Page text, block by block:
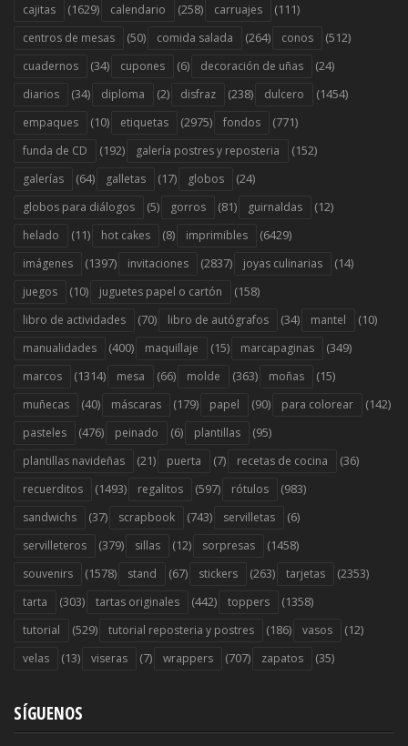
cajitas (1629) calendario (258) carruajes (111)
centros de mesas (50) comida salada (264) conos (512)
cuadernos (34) cupones (6) decoración de uñas (24)
diarios (34) diploma (2) disfraz (238) dulcero (1454)
empaques (10) etiquetas (2975) fondos (771)
funda de CD (192) galería postres y reposteria (152)
galerías (64) galletas (17) globos (24)
globos para diálogos (5) gorros (81) guirnaldas (12)
helado (11) hot cakes (8) imprimibles (6429)
imágenes (1397) invitaciones (2837) joyas culinarias (14)
juegos (10) juguetes papel o cartón (158)
libro de actividades (70) libro de autógrafos (34) mantel (10)
manualidades (400) maquillaje (15) marcapaginas (349)
marcos (1314) mesa (66) molde (363) moñas (15)
muñecas (40) máscaras (179) papel (90) para colorear (142)
pasteles (476) peinado (6) plantillas (95)
plantillas navideñas (21) puerta (7) recetas de cocina (36)
recuerditos (1493) regalitos (597) rótulos (983)
sandwichs (37) scrapbook (743) servilletas (6)
servilleteros (379) sillas (12) sorpresas (1458)
souvenirs (1578) stand (67) stickers (263) tarjetas (2353)
tarta (303) tartas originales (442) toppers (1358)
tutorial (529) tutorial reposteria y postres (186) vasos (12)
velas (13) viseras (7) wrappers (707) zapatos (35)
SÍGUENOS